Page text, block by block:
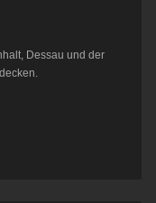
Dessau und der